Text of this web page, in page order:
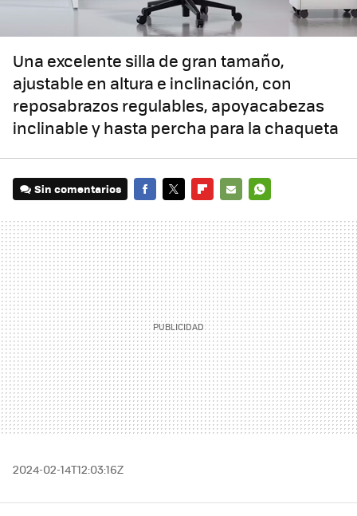
Una excelente silla de gran tamaño,
ajustable en altura e inclinación, con
reposabrazos regulables, apoyacabezas
inclinable y hasta percha para la chaqueta
Sin comentarios
MAIL
2024-02-14T12:03:16Z